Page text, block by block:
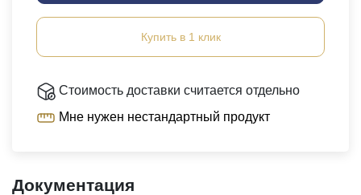
Документация
Купить в 1 клик
Стоимость доставки считается отдельно
Мне нужен нестандартный продукт